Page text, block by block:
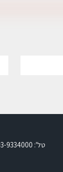
טל': 03-9334000 | 052-2474047 | Ami7ari@gmail.com | רח' המלאכה 8, פארק אפק,